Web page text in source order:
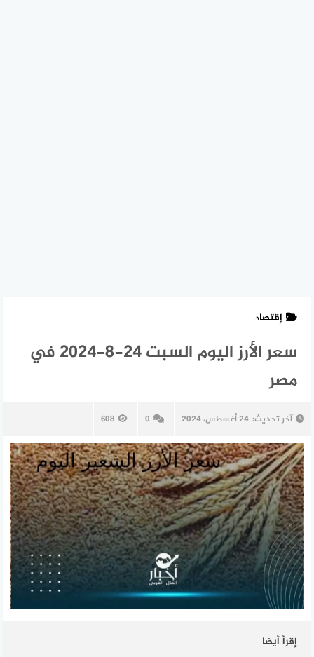
إقتصاد
سعر الأرز اليوم السبت 24-8-2024 في
مصر
آخر تحديث: 24 أغسطس، 2024 0
608
إقرأ أيضا